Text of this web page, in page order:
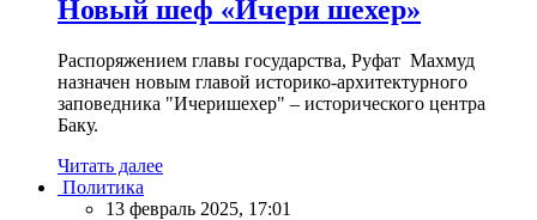
Новый шеф «Ичери шехер»
Распоряжением главы государства, Руфат Махмуд
назначен новым главой историко-архитектурного
заповедника "Ичеришехер" – исторического центра
Баку.
Читать далее
Политика
13 февраль 2025, 17:01